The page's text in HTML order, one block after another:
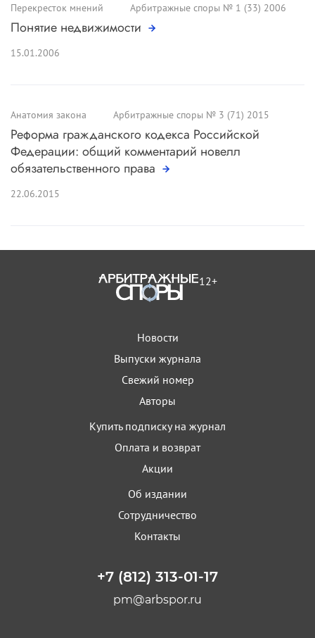
Перекресток мнений Арбитражные споры № 1 (33) 2006
Понятие недвижимости
15.01.2006
Анатомия закона Арбитражные споры № 3 (71) 2015
Реформа гражданского кодекса Российской
Федерации: общий комментарий новелл
обязательственного права
22.06.2015
12+
Новости
Выпуски журнала
Свежий номер
Авторы
Купить подписку на журнал
Оплата и возврат
Акции
Об издании
Сотрудничество
Контакты
+7 (812) 313-01-17
pm@arbspor.ru